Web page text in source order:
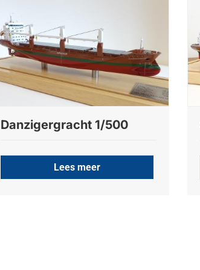
Danzigergracht 1/500
Lees meer